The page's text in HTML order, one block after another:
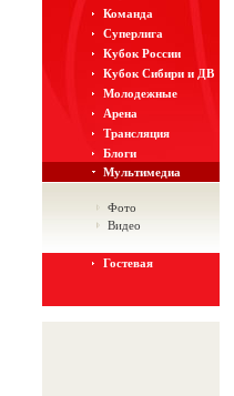
Команда
Суперлига
Кубок России
Кубок Сибири и ДВ
Молодежные
Арена
Трансляция
Блоги
Мультимедиа
Фото
Видео
Гостевая